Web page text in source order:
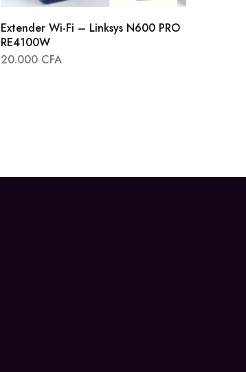
Extender Wi-Fi – Linksys N600 PRO
RE4100W
20.000 CFA